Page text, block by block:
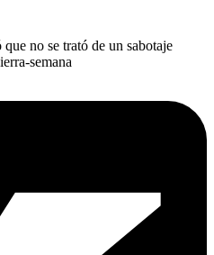
no se trató de un sabotaje
semana